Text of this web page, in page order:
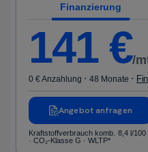
Finanzierung
141€/
0 € Anzahlung · 48 Monate ·
Angebot anfragen
Kraftstoffverbrauch komb. 8,4 l/
· CO₂-Klasse G · WLTP*